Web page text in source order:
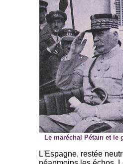
Le maréchal Pétain et le
L'Espagne, restée